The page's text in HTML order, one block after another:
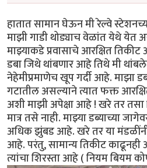
हातात सामान घेऊन मी रेल्वे
माझी गाडी थोड्याच वेळांत येथे येत
माझ्याकडे प्रवासाचे आरक्षित
डबा जिथे थांबणार आहे तिथे मी
नेहेमीप्रमाणेच खूप गर्दी आहे. माझा
गटातील असल्याने त्यात फक्त
अशी माझी अपेक्षा आहे ! खरे तर
मात्र तसे नाही. माझ्या डब्याच्या
अधिक झुंबड आहे. खरे तर या
आहे. परंतु, सामान्य तिकीट काढूनही
त्यांचा शिरस्ता आहे ( नियम बियम